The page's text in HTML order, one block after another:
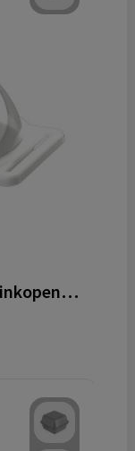
Koziol Koepeldeksel met drinkopening 300–500 ml MOVE LID DOME